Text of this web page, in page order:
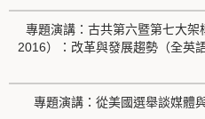
專題演講：古共第六暨第七大
2016）：改革與發展趨勢（全英
專題演講：從美國選舉談媒體